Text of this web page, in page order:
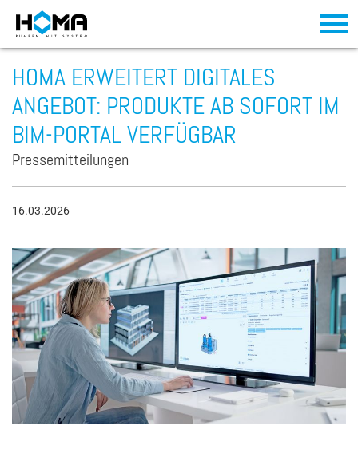
HOMA ERWEITERT DIGITALES
ANGEBOT: PRODUKTE AB SOFORT IM
BIM-PORTAL VERFÜGBAR
Pressemitteilungen
16.03.2026